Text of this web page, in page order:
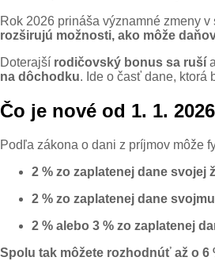
Rok 2026 prináša významné zmeny
rozširujú možnosti, ako môže
Doterajší rodičovský bonus sa ruší
na dôchodku. Ide o časť dane, ktorá
Čo je nové od 1. 1.
Podľa zákona o dani z príjmov môže
2 % zo zaplatenej dane svojej
2 % zo zaplatenej dane
2 % alebo 3 % zo zaplatenej
Spolu tak môžete rozhodnúť až o 6